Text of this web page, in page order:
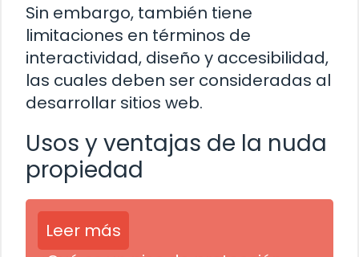
Sin embargo, también tiene
limitaciones en términos de
interactividad, diseño y accesibilidad,
las cuales deben ser consideradas al
desarrollar sitios web.
Usos y ventajas de la nuda
propiedad
Leer más